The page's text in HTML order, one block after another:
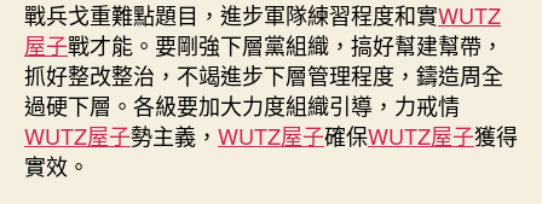
會
議
在
北
京
戰兵戈重難點題目，進步軍隊練習程度和實WUTZ
屋子戰才能。要剛強下層黨組織，搞好幫建幫帶，
抓好整改整治，不竭進步下層管理程度，鑄造周全
過硬下層。各級要加大力度組織引導，力戒情
WUTZ屋子勢主義， WUTZ屋子確保WUTZ屋子獲得
實效。